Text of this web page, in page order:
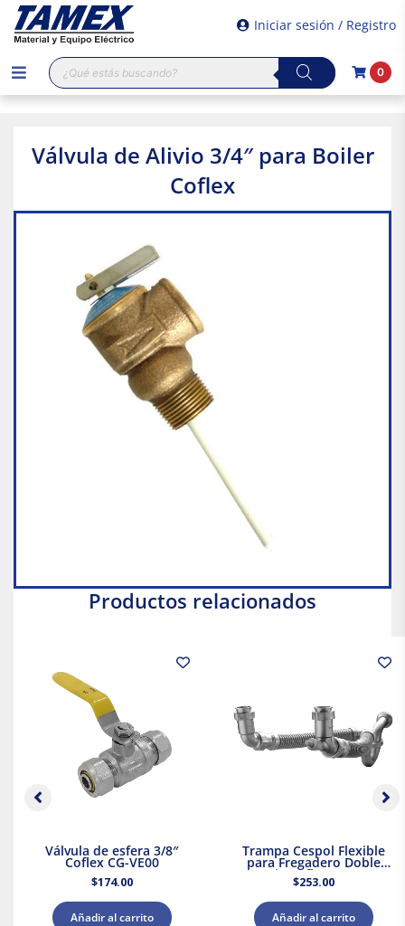
Iniciar sesión / Registro
Búsqueda
de
productos
0
Válvula de Alivio 3/4″ para Boiler
Coflex
Productos relacionados
Válvula de esfera 3/8″
Coflex CG-VE00
$174.00
Añadir al carrito
Trampa Cespol Flexible
para Fregadero Doble
Tarja Coflex TF-110
$253.00
Añadir al carrito